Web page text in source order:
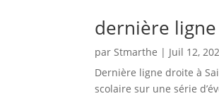
dernière
par Stmarthe | Juil 12,
Dernière ligne droite à
scolaire sur une série